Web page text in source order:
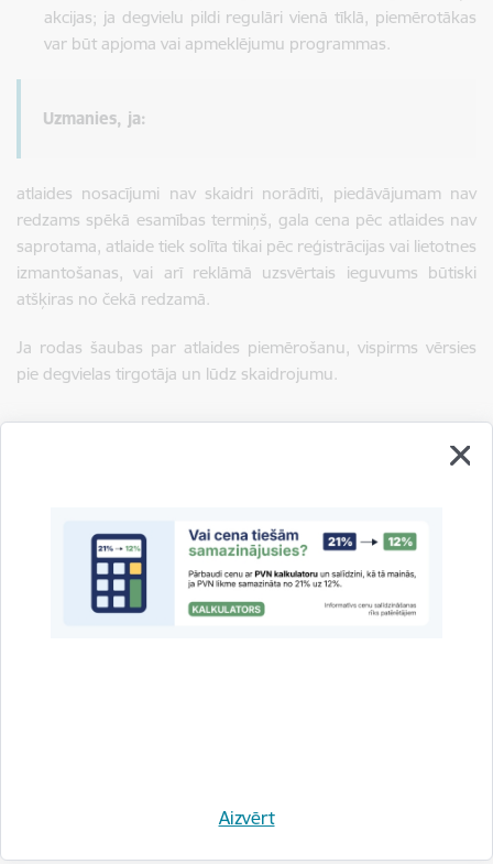
Aizvērt
akcijas; ja degvielu pildi regulāri vienā tīklā, piemērotākas
var būt apjoma vai apmeklējumu programmas.
Uzmanies, ja:
atlaides nosacījumi nav skaidri norādīti, piedāvājumam nav
redzams spēkā esamības termiņš, gala cena pēc atlaides nav
saprotama, atlaide tiek solīta tikai pēc reģistrācijas vai lietotnes
izmantošanas, vai arī reklāmā uzsvērtais ieguvums būtiski
atšķiras no čekā redzamā.
Ja rodas šaubas par atlaides piemērošanu, vispirms vērsies
pie degvielas tirgotāja un lūdz skaidrojumu.
Dalīties